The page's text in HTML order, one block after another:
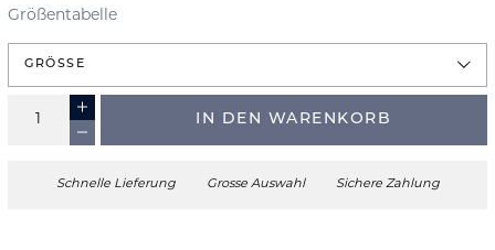
Größentabelle
GRÖSSE
IN DEN WARENKORB
Schnelle Lieferung Grosse Auswahl Sichere Zahlung